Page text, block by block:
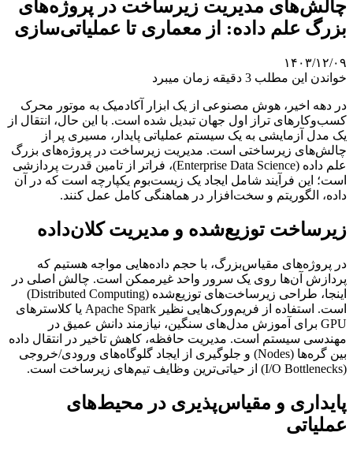
چالش‌های مدیریت زیرساخت در پروژه‌های
بزرگ علم داده: از معماری تا عملیاتی‌سازی
۱۴۰۳/۱۲/۰۹
خواندن این مطلب 3 دقیقه زمان میبرد
در دهه اخیر، هوش مصنوعی از یک ابزار آکادمیک به موتور محرک
کسب‌وکارهای تراز اول جهان تبدیل شده است. با این حال، انتقال از
یک مدل آزمایشی به یک سیستم عملیاتی پایدار، مسیری پر از
چالش‌های زیرساختی است. مدیریت زیرساخت در پروژه‌های بزرگ
علم داده (Enterprise Data Science)، فراتر از تامین قدرت پردازشی
است؛ این فرآیند شامل ایجاد یک زیست‌بوم یکپارچه است که در آن
داده، الگوریتم و سخت‌افزار در هماهنگی کامل عمل کنند.
زیرساخت توزیع‌شده و مدیریت کلان‌داده
در پروژه‌های مقیاس‌بزرگ، با حجم داده‌هایی مواجه هستیم که
پردازش آن‌ها روی یک سرور واحد غیرممکن است. چالش اصلی در
اینجا، طراحی زیرساخت‌های توزیع‌شده (Distributed Computing)
است. استفاده از فریم‌ورک‌هایی نظیر Apache Spark یا کلاسترهای
GPU برای آموزش مدل‌های سنگین، نیازمند دانش عمیق در
مهندسی سیستم است. مدیریت حافظه، کاهش تاخیر در انتقال داده
بین گره‌ها (Nodes) و جلوگیری از ایجاد گلوگاه‌های ورودی/خروجی
(I/O Bottlenecks) از حیاتی‌ترین وظایف تیم‌های زیرساخت است.
پایداری و مقیاس‌پذیری در محیط‌های
عملیاتی